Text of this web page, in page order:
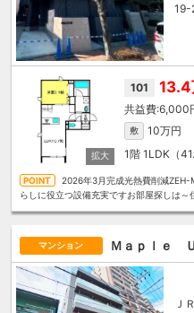
19-
101 13.4
6,000
敷 10万円
1階 1LDK（
2026年3月完成光熱費削減ZEH-
らしに役立つ設備充実ですお部屋探しは～
マンション Ｍａｐｌｅ
Ｊ